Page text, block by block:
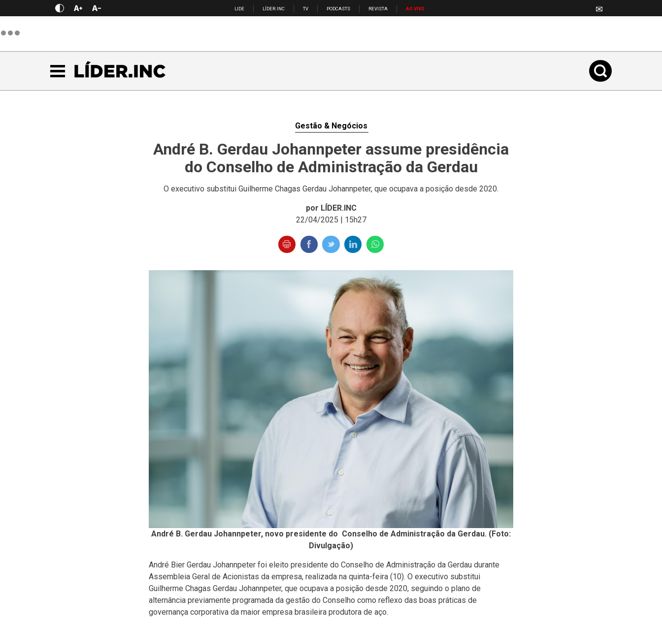
LIDE LÍDER.INC TV PODCASTS REVISTA AO VIVO ✉
Gestão & Negócios
André B. Gerdau Johannpeter assume presidência
do Conselho de Administração da Gerdau
O executivo substitui Guilherme Chagas Gerdau Johannpeter, que ocupava a posição desde 2020.
por LÍDER.INC
22/04/2025 | 15h27
André B. Gerdau Johannpeter, novo presidente do Conselho de Administração da Gerdau. (Foto:
Divulgação)
André Bier Gerdau Johannpeter foi eleito presidente do Conselho de Administração da Gerdau durante
Assembleia Geral de Acionistas da empresa, realizada na quinta-feira (10). O executivo substitui
Guilherme Chagas Gerdau Johannpeter, que ocupava a posição desde 2020, seguindo o plano de
alternância previamente programada da gestão do Conselho como reflexo das boas práticas de
governança corporativa da maior empresa brasileira produtora de aço.